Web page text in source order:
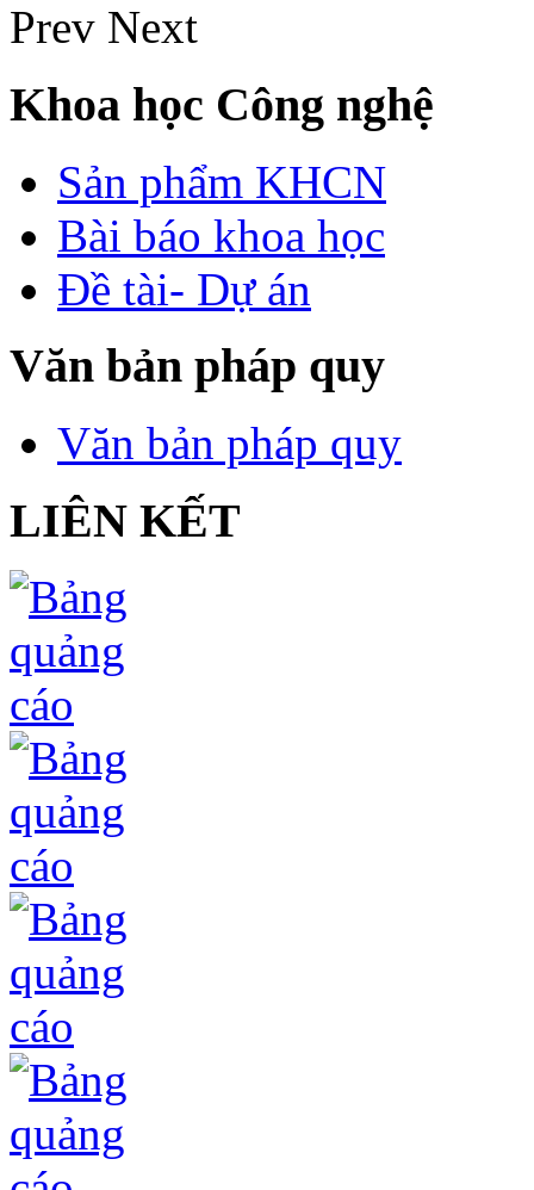
Prev Next
Khoa học Công nghệ
Sản phẩm KHCN
Bài báo khoa học
Đề tài- Dự án
Văn bản pháp quy
Văn bản pháp quy
LIÊN KẾT